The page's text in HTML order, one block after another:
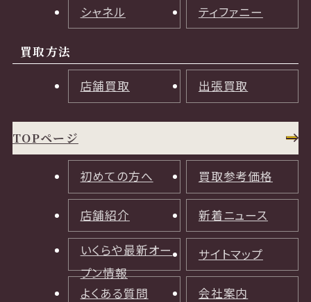
シャネル ティファニー
買取方法
店舗買取 出張買取
TOPページ
初めての方へ 買取参考価格
店舗紹介 新着ニュース
いくらや最新オー
プン情報
サイトマップ
よくある質問 会社案内